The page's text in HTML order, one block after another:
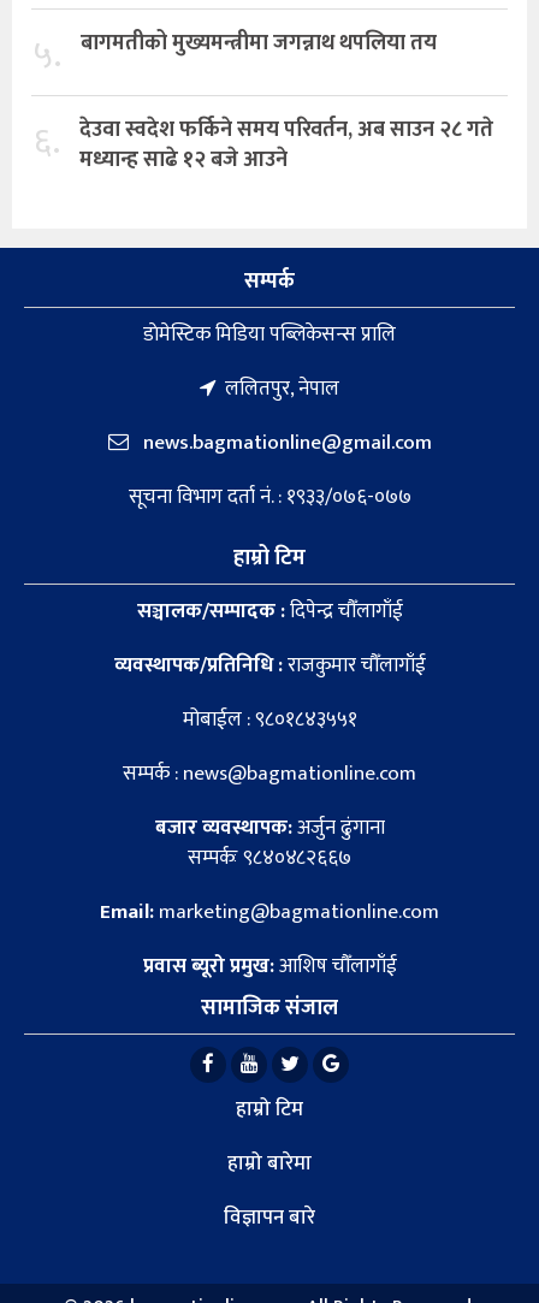
५. बागमतीको मुख्यमन्त्रीमा जगन्नाथ थपलिया तय
६. देउवा स्वदेश फर्किने समय परिवर्तन, अब साउन २८ गते
मध्यान्ह साढे १२ बजे आउने
सम्पर्क
डाेमेस्टिक मिडिया पब्लिकेसन्स प्रालि
ललितपुर, नेपाल
news.bagmationline@gmail.com
सूचना विभाग दर्ता नं. : १९३३/०७६-०७७
हाम्रो टिम
सञ्चालक/सम्पादक :दिपेन्द्र चौँलागाँई
व्यवस्थापक/प्रतिनिधि :राजकुमार चौँलागाँई
मोबाईल : ९८०१८४३५५१
सम्पर्क : news@bagmationline.com
बजार व्यवस्थापक:अर्जुन ढुंगाना
सम्पर्कः ९८४०४८२६६७
Email:marketing@bagmationline.com
प्रवास ब्यूरो प्रमुख:आशिष चौँलागाँई
सामाजिक संजाल
हाम्रो टिम
हाम्रो बारेमा
विज्ञापन बारे